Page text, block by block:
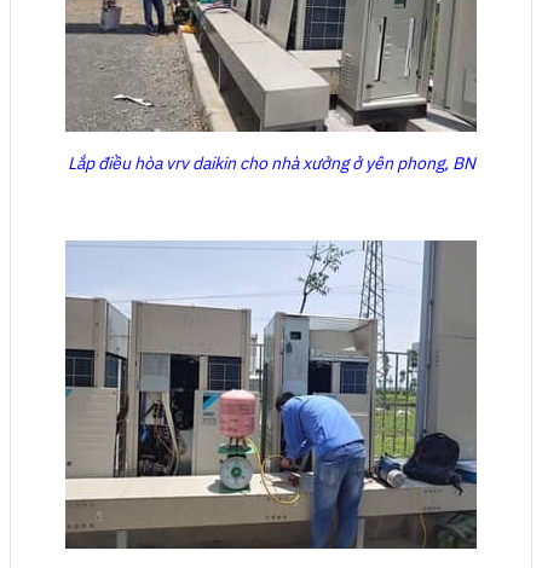
Lắp điều hòa vrv daikin cho nhà xưởng ở yên phong, BN